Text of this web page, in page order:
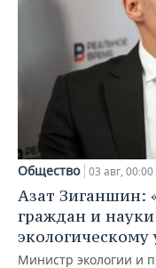
Общество 03 авг, 00:00
Азат Зиганшин:
граждан и
экологическому
Министр экологии и